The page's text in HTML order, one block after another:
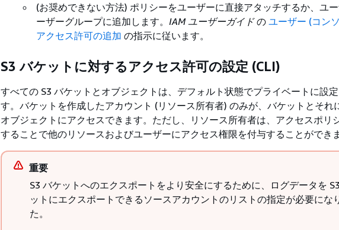
(お奨めできない方法) ポリシーをユーザーに直接アタッチするか、ユ
ーザーグループに追加します。 IAM ユーザーガイドの ユーザー (コン
アクセス許可の追加 の指示に従います。
S3 バケットに対するアクセス許可の設定 (CLI)
すべての S3 バケットとオブジェクトは、デフォルト状態でプライベートに設定
す。バケットを作成したアカウント (リソース所有者) のみが、バケットとそれ
オブジェクトにアクセスできます。ただし、リソース所有者は、アクセスポリ
することで他のリソースおよびユーザーにアクセス権限を付与することができま
重要
S3 バケットへのエクスポートをより安全にするために、ログデータを
ットにエクスポートできるソースアカウントのリストの指定が必要にな
た。